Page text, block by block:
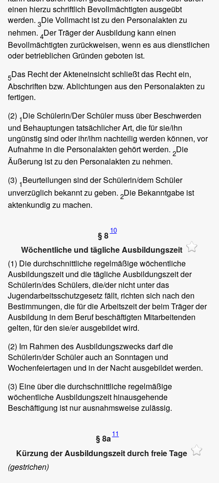
einen hierzu schriftlich Bevollmächtigten ausgeübt
werden. 3Die Vollmacht ist zu den Personalakten zu
nehmen. 4Der Träger der Ausbildung kann einen
Bevollmächtigten zurückweisen, wenn es aus dienstlichen
oder betrieblichen Gründen geboten ist.
5Das Recht der Akteneinsicht schließt das Recht ein,
Abschriften bzw. Ablichtungen aus den Personalakten zu
fertigen.
(2) 1Die Schülerin/Der Schüler muss über Beschwerden
und Behauptungen tatsächlicher Art, die für sie/ihn
ungünstig sind oder ihr/ihm nachteilig werden können, vor
Aufnahme in die Personalakten gehört werden. 2Die
Äußerung ist zu den Personalakten zu nehmen.
(3) 1Beurteilungen sind der Schülerin/dem Schüler
unverzüglich bekannt zu geben. 2Die Bekanntgabe ist
aktenkundig zu machen.
§ 8 10
Wöchentliche und tägliche Ausbildungszeit
(1) Die durchschnittliche regelmäßige wöchentliche
Ausbildungszeit und die tägliche Ausbildungszeit der
Schülerin/des Schülers, die/der nicht unter das
Jugendarbeitsschutzgesetz fällt, richten sich nach den
Bestimmungen, die für die Arbeitszeit der beim Träger der
Ausbildung in dem Beruf beschäftigten Mitarbeitenden
gelten, für den sie/er ausgebildet wird.
(2) Im Rahmen des Ausbildungszwecks darf die
Schülerin/der Schüler auch an Sonntagen und
Wochenfeiertagen und in der Nacht ausgebildet werden.
(3) Eine über die durchschnittliche regelmäßige
wöchentliche Ausbildungszeit hinausgehende
Beschäftigung ist nur ausnahmsweise zulässig.
§ 8a11
Kürzung der Ausbildungszeit durch freie Tage
(gestrichen)